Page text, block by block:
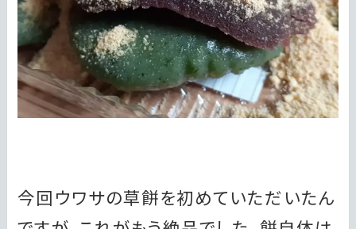
今回ウワサの草餅を初めていただいたん